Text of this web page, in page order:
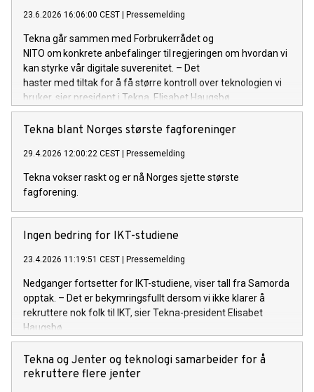
23.6.2026 16:06:00 CEST Pressemelding
Tekna går sammen med Forbrukerrådet og
NITO om konkrete anbefalinger til regjeringen om hvordan vi
kan styrke vår digitale suverenitet. – Det
haster med tiltak for å få større kontroll over teknologien vi
bruker, sier president i Tekna, Elisabet Haugsbø.
Tekna blant Norges største fagforeninger
29.4.2026 12:00:22 CEST Pressemelding
Tekna vokser raskt og er nå Norges sjette største
fagforening.
Ingen bedring for IKT-studiene
23.4.2026 11:19:51 CEST Pressemelding
Nedganger fortsetter for IKT-studiene, viser tall fra Samorda
opptak. – Det er bekymringsfullt dersom vi ikke klarer å
rekruttere nok folk til IKT, sier Tekna-president Elisabet
Haugsbø.
Tekna og Jenter og teknologi samarbeider for å
rekruttere flere jenter